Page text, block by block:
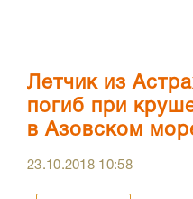
Летчик из
погиб при
в Азовском
23.10.2018 10:58